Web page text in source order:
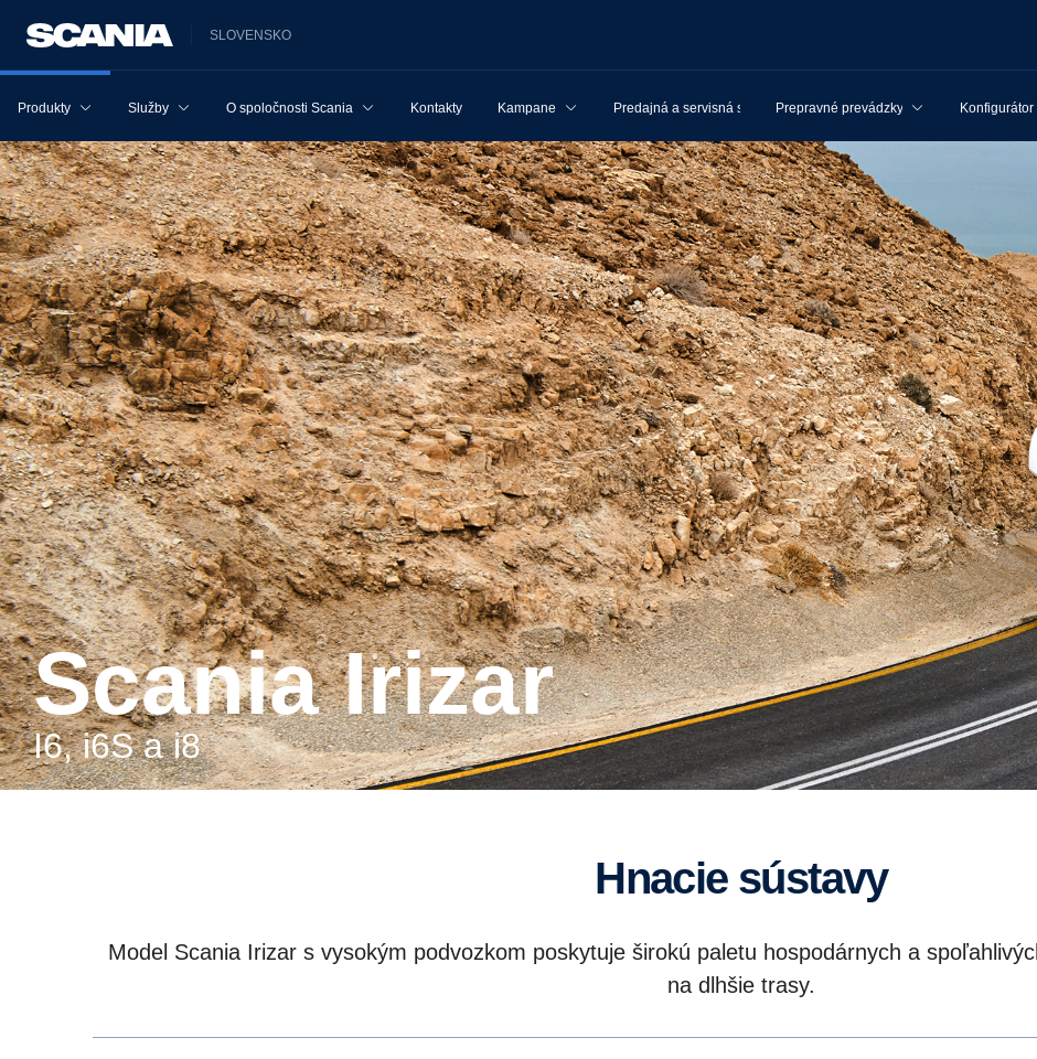
SLOVENSKO
Produkty Služby O spoločnosti Scania Kontakty Kampane Predajná a servisná sieť Prepravné prevádzky Konfigurátor
Scania Irizar
i6, i6S a i8
Hnacie sústavy
Model Scania Irizar s vysokým podvozkom poskytuje širokú paletu hospodárnych a
na dlhšie trasy.